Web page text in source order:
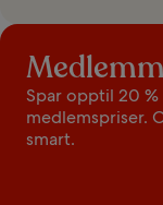
Spar opptil 20
medlemspriser.
smart.